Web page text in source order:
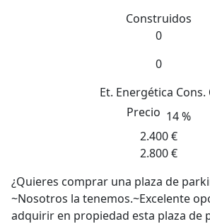
Construidos
0
0
Et. Energética Cons.
Precio 14 %
2.400 €
2.800 €
¿Quieres comprar una plaza de
~Nosotros la tenemos.~Excelente
adquirir en propiedad esta plaza de